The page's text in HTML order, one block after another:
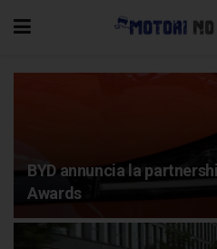
BYD annuncia la
Awards